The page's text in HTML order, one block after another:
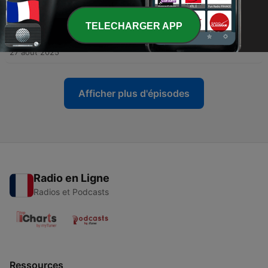
27 août 2025
21 - L’IA va-t-elle remplacer les juristes ?
27 août 2025
Afficher plus d'épisodes
Radio en Ligne
Radios et Podcasts
Ressources
TELECHARGER APP